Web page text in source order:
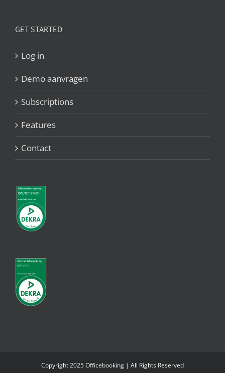
GET STARTED
Log in
Demo aanvragen
Subscriptions
Features
Contact
Copyright 2025 Officebooking | All Rights Reserved